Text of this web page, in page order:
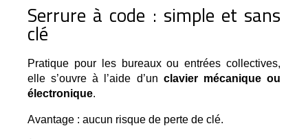
Serrure à code : simple et sans
clé
Pratique pour les bureaux ou entrées collectives,
elle s’ouvre à l’aide d’un clavier mécanique ou
électronique.
Avantage : aucun risque de perte de clé.